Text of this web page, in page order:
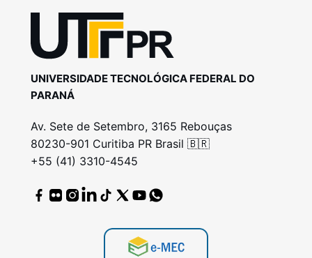
UNIVERSIDADE TECNOLÓGICA FEDERAL DO
PARANÁ
Av. Sete de Setembro, 3165 Rebouças
80230-901 Curitiba PR Brasil 🇧🇷
+55 (41) 3310-4545